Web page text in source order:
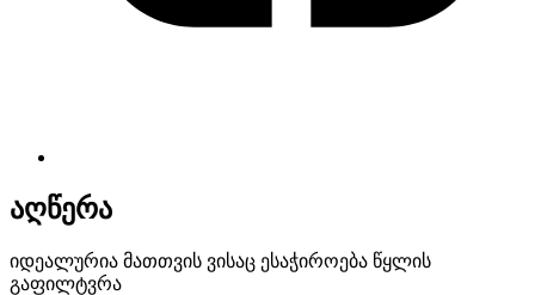
აღწერა
იდეალურია მათთვის ვისაც ესაჭიროება წყლის
გაფილტვრა